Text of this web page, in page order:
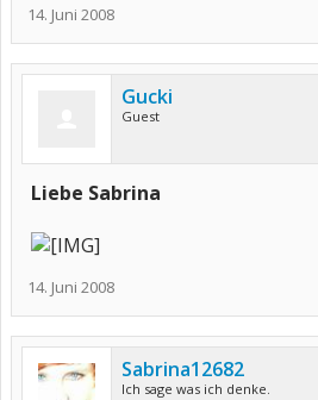
14. Juni 2008
Gucki
Guest
Liebe Sabrina
14. Juni 2008
Sabrina12682
Ich sage was ich denke.